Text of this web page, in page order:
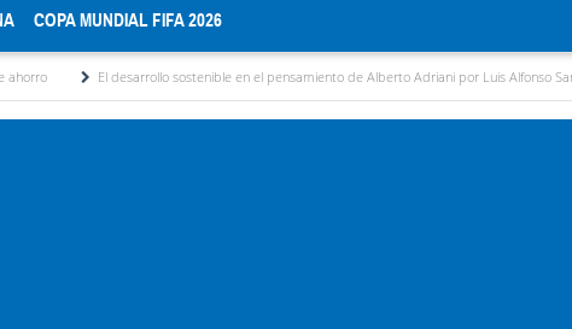
COPA MUNDIAL FIFA 2026
El desarrollo sostenible en el pensamiento de Alberto Adriani por Luis Alfonso Sandia Rondón